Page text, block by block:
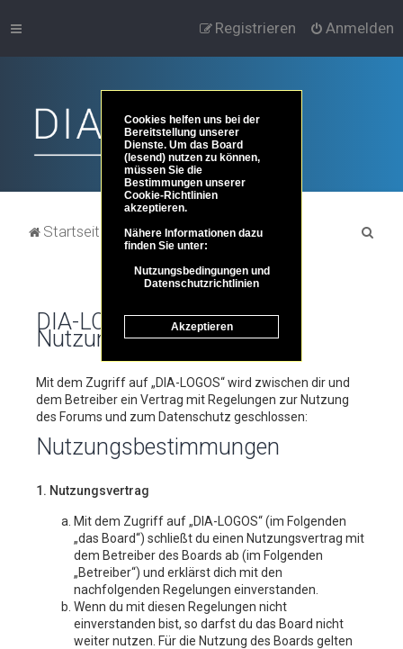
Anmelden
Registrieren
Startseite Portal Foren-Übersicht
DIA-LOGOS -
Nutzungsbedingungen
Mit dem Zugriff auf „DIA-LOGOS“ wird zwischen dir und
dem Betreiber ein Vertrag mit Regelungen zur Nutzung
des Forums und zum Datenschutz geschlossen:
Nutzungsbestimmungen
1. Nutzungsvertrag
Mit dem Zugriff auf „DIA-LOGOS“ (im Folgenden
„das Board“) schließt du einen Nutzungsvertrag mit
dem Betreiber des Boards ab (im Folgenden
„Betreiber“) und erklärst dich mit den
nachfolgenden Regelungen einverstanden.
Wenn du mit diesen Regelungen nicht
einverstanden bist, so darfst du das Board nicht
weiter nutzen. Für die Nutzung des Boards gelten
Cookies helfen uns bei der
Bereitstellung unserer
Dienste. Um das Board
(lesend) nutzen zu können,
müssen Sie die
Bestimmungen unserer
Cookie-Richtlinien
akzeptieren.
Nähere Informationen dazu
finden Sie unter:
Nutzungsbedingungen und
Datenschutzrichtlinien
Akzeptieren